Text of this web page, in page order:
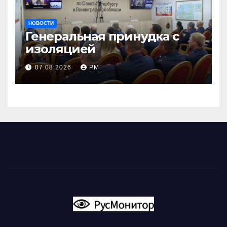
НОВОСТИ
Генеральная принудка с
изоляцией
07.08.2026 РМ